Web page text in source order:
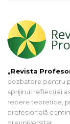
„Revista
dezbatere pentru
sprijinul reflecției
repere teoretice,
profesională
preuniversitar.